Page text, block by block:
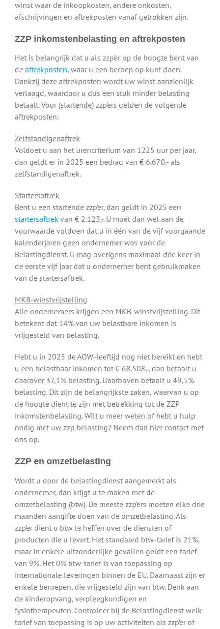
winst waar de inkoopkosten, andere onkosten,
afschrijvingen en aftrekposten vanaf getrokken zijn.
ZZP inkomstenbelasting en aftrekposten
Het is belangrijk dat u als zzp’er op de hoogte bent van
de aftrekposten, waar u een beroep op kunt doen.
Dankzij deze aftrekposten wordt uw winst aanzienlijk
verlaagd, waardoor u dus een stuk minder belasting
betaalt. Voor (startende) zzp’ers gelden de volgende
aftrekposten:
Zelfstandigenaftrek
Voldoet u aan het urencriterium van 1225 uur per jaar,
dan geldt er in 2025 een bedrag van € 6.670,- als
zelfstandigenaftrek.
Startersaftrek
Bent u een startende zzp’er, dan geldt in 2025 een
startersaftrek van € 2.123,-. U moet dan wel aan de
voorwaarde voldoen dat u in één van de vijf voorgaande
kalenderjaren geen ondernemer was voor de
Belastingdienst. U mag overigens maximaal drie keer in
de eerste vijf jaar dat u ondernemer bent gebruikmaken
van de startersaftrek.
MKB-winstvrijstelling
Alle ondernemers krijgen een MKB-winstvrijstelling. Dit
betekent dat 14% van uw belastbare inkomen is
vrijgesteld van belasting.
Hebt u in 2025 de AOW-leeftijd nog niet bereikt en hebt
u een belastbaar inkomen tot € 68.508,-, dan betaalt u
daarover 37,1% belasting. Daarboven betaalt u 49,5%
belasting. Dit zijn de belangrijkste zaken, waarvan u op
de hoogte dient te zijn met betrekking tot de ZZP
inkomstenbelasting. Wilt u meer weten of hebt u hulp
nodig met uw zzp belasting? Neem dan hier contact met
ons op.
ZZP en omzetbelasting
Wordt u door de belastingdienst aangemerkt als
ondernemer, dan krijgt u te maken met de
omzetbelasting (btw). De meeste zzp’ers moeten elke drie
maanden aangifte doen van de omzetbelasting. Als
zzp’er dient u btw te heffen over de diensten of
producten die u levert. Het standaard btw-tarief is 21%,
maar in enkele uitzonderlijke gevallen geldt een tarief
van 9%. Het 0% btw-tarief is van toepassing op
internationale leveringen binnen de EU. Daarnaast zijn er
enkele beroepen, die vrijgesteld zijn van btw. Denk aan
de kinderopvang, verpleegkundigen en
fysiotherapeuten. Controleer bij de Belastingdienst welk
tarief van toepassing is op uw activiteiten als zzp’er of